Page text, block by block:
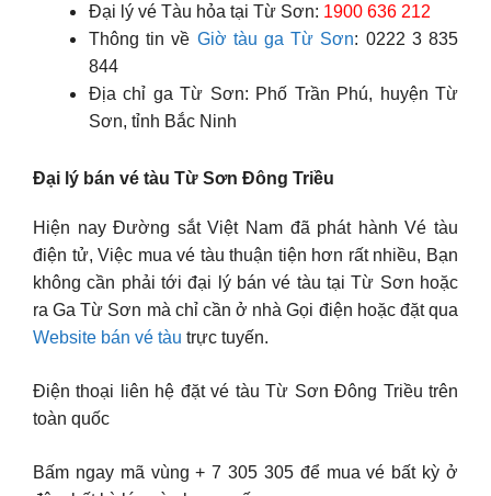
Đại lý vé Tàu hỏa tại Từ Sơn: 1900 636 212
Thông tin về Giờ tàu ga Từ Sơn: 0222 3 835
844
Địa chỉ ga Từ Sơn: Phố Trần Phú, huyện Từ
Sơn, tỉnh Bắc Ninh
Đại lý bán vé tàu Từ Sơn Ðông Triều
Hiện nay Đường sắt Việt Nam đã phát hành Vé tàu
điện tử, Việc mua vé tàu thuận tiện hơn rất nhiều, Bạn
không cần phải tới đại lý bán vé tàu tại Từ Sơn hoặc
ra Ga Từ Sơn mà chỉ cần ở nhà Gọi điện hoặc đặt qua
Website bán vé tàu trực tuyến.
Điện thoại liên hệ đặt vé tàu Từ Sơn Ðông Triều trên
toàn quốc
Bấm ngay mã vùng + 7 305 305 để mua vé bất kỳ ở